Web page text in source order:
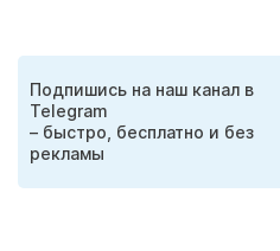
Подпишись на наш канал в
Telegram
– быстро, бесплатно и без
рекламы